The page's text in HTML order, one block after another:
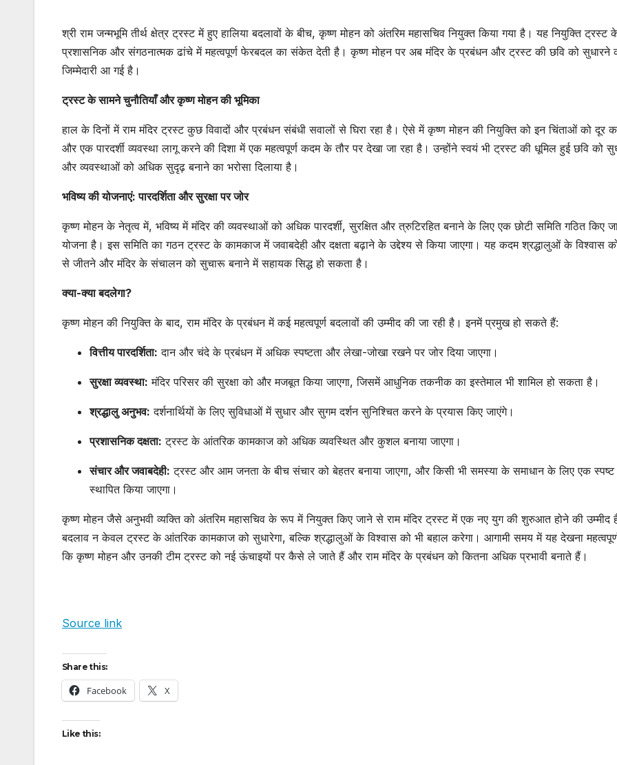
श्री राम जन्मभूमि तीर्थ क्षेत्र ट्रस्ट में हुए हालिया बदलावों के बीच, कृष्ण मोहन को अंतरिम महासचिव नियुक्त किया गया है। यह नियुक्ति ट्रस्ट
प्रशासनिक और संगठनात्मक ढांचे में महत्वपूर्ण फेरबदल का संकेत देती है। कृष्ण मोहन पर अब मंदिर के प्रबंधन और ट्रस्ट की छवि को सुधारने
जिम्मेदारी आ गई है।
ट्रस्ट के सामने चुनौतियाँ और कृष्ण मोहन की भूमिका
हाल के दिनों में राम मंदिर ट्रस्ट कुछ विवादों और प्रबंधन संबंधी सवालों से घिरा रहा है। ऐसे में कृष्ण मोहन की नियुक्ति को इन चिंताओं को दूर
और एक पारदर्शी व्यवस्था लागू करने की दिशा में एक महत्वपूर्ण कदम के तौर पर देखा जा रहा है। उन्होंने स्वयं भी ट्रस्ट की धूमिल हुई छवि को
और व्यवस्थाओं को अधिक सुदृढ़ बनाने का भरोसा दिलाया है।
भविष्य की योजनाएं: पारदर्शिता और सुरक्षा पर जोर
कृष्ण मोहन के नेतृत्व में, भविष्य में मंदिर की व्यवस्थाओं को अधिक पारदर्शी, सुरक्षित और त्रुटिरहित बनाने के लिए एक छोटी समिति गठित किए
योजना है। इस समिति का गठन ट्रस्ट के कामकाज में जवाबदेही और दक्षता बढ़ाने के उद्देश्य से किया जाएगा। यह कदम श्रद्धालुओं के विश्वास
से जीतने और मंदिर के संचालन को सुचारू बनाने में सहायक सिद्ध हो सकता है।
क्या-क्या बदलेगा?
कृष्ण मोहन की नियुक्ति के बाद, राम मंदिर के प्रबंधन में कई महत्वपूर्ण बदलावों की उम्मीद की जा रही है। इनमें प्रमुख हो सकते हैं:
वित्तीय पारदर्शिता: दान और चंदे के प्रबंधन में अधिक स्पष्टता और लेखा-जोखा रखने पर जोर दिया जाएगा।
सुरक्षा व्यवस्था: मंदिर परिसर की सुरक्षा को और मजबूत किया जाएगा, जिसमें आधुनिक तकनीक का इस्तेमाल भी शामिल हो सकता है।
श्रद्धालु अनुभव: दर्शनार्थियों के लिए सुविधाओं में सुधार और सुगम दर्शन सुनिश्चित करने के प्रयास किए जाएंगे।
प्रशासनिक दक्षता: ट्रस्ट के आंतरिक कामकाज को अधिक व्यवस्थित और कुशल बनाया जाएगा।
संचार और जवाबदेही: ट्रस्ट और आम जनता के बीच संचार को बेहतर बनाया जाएगा, और किसी भी समस्या के समाधान के लिए एक
स्थापित किया जाएगा।
कृष्ण मोहन जैसे अनुभवी व्यक्ति को अंतरिम महासचिव के रूप में नियुक्त किए जाने से राम मंदिर ट्रस्ट में एक नए युग की शुरुआत होने की उम्मीद
बदलाव न केवल ट्रस्ट के आंतरिक कामकाज को सुधारेगा, बल्कि श्रद्धालुओं के विश्वास को भी बहाल करेगा। आगामी समय में यह देखना महत्वपूर्ण
कि कृष्ण मोहन और उनकी टीम ट्रस्ट को नई ऊंचाइयों पर कैसे ले जाते हैं और राम मंदिर के प्रबंधन को कितना अधिक प्रभावी बनाते हैं।
Source link
Share this:
Facebook X
Like this:
उत्तर प्रदेश जालौन
अंतिम संस्कार, दो
मासूमों के सिर से उठा
Under A
Makeshift
Amidst Rain;
Two Young
Children Lose
Their Father
AUGUST 6, 2026
SHTEESH BHADAURIYA
उत्तर प्रदेश जालौन
लटककर
AUGUST 6,
SHTEESH